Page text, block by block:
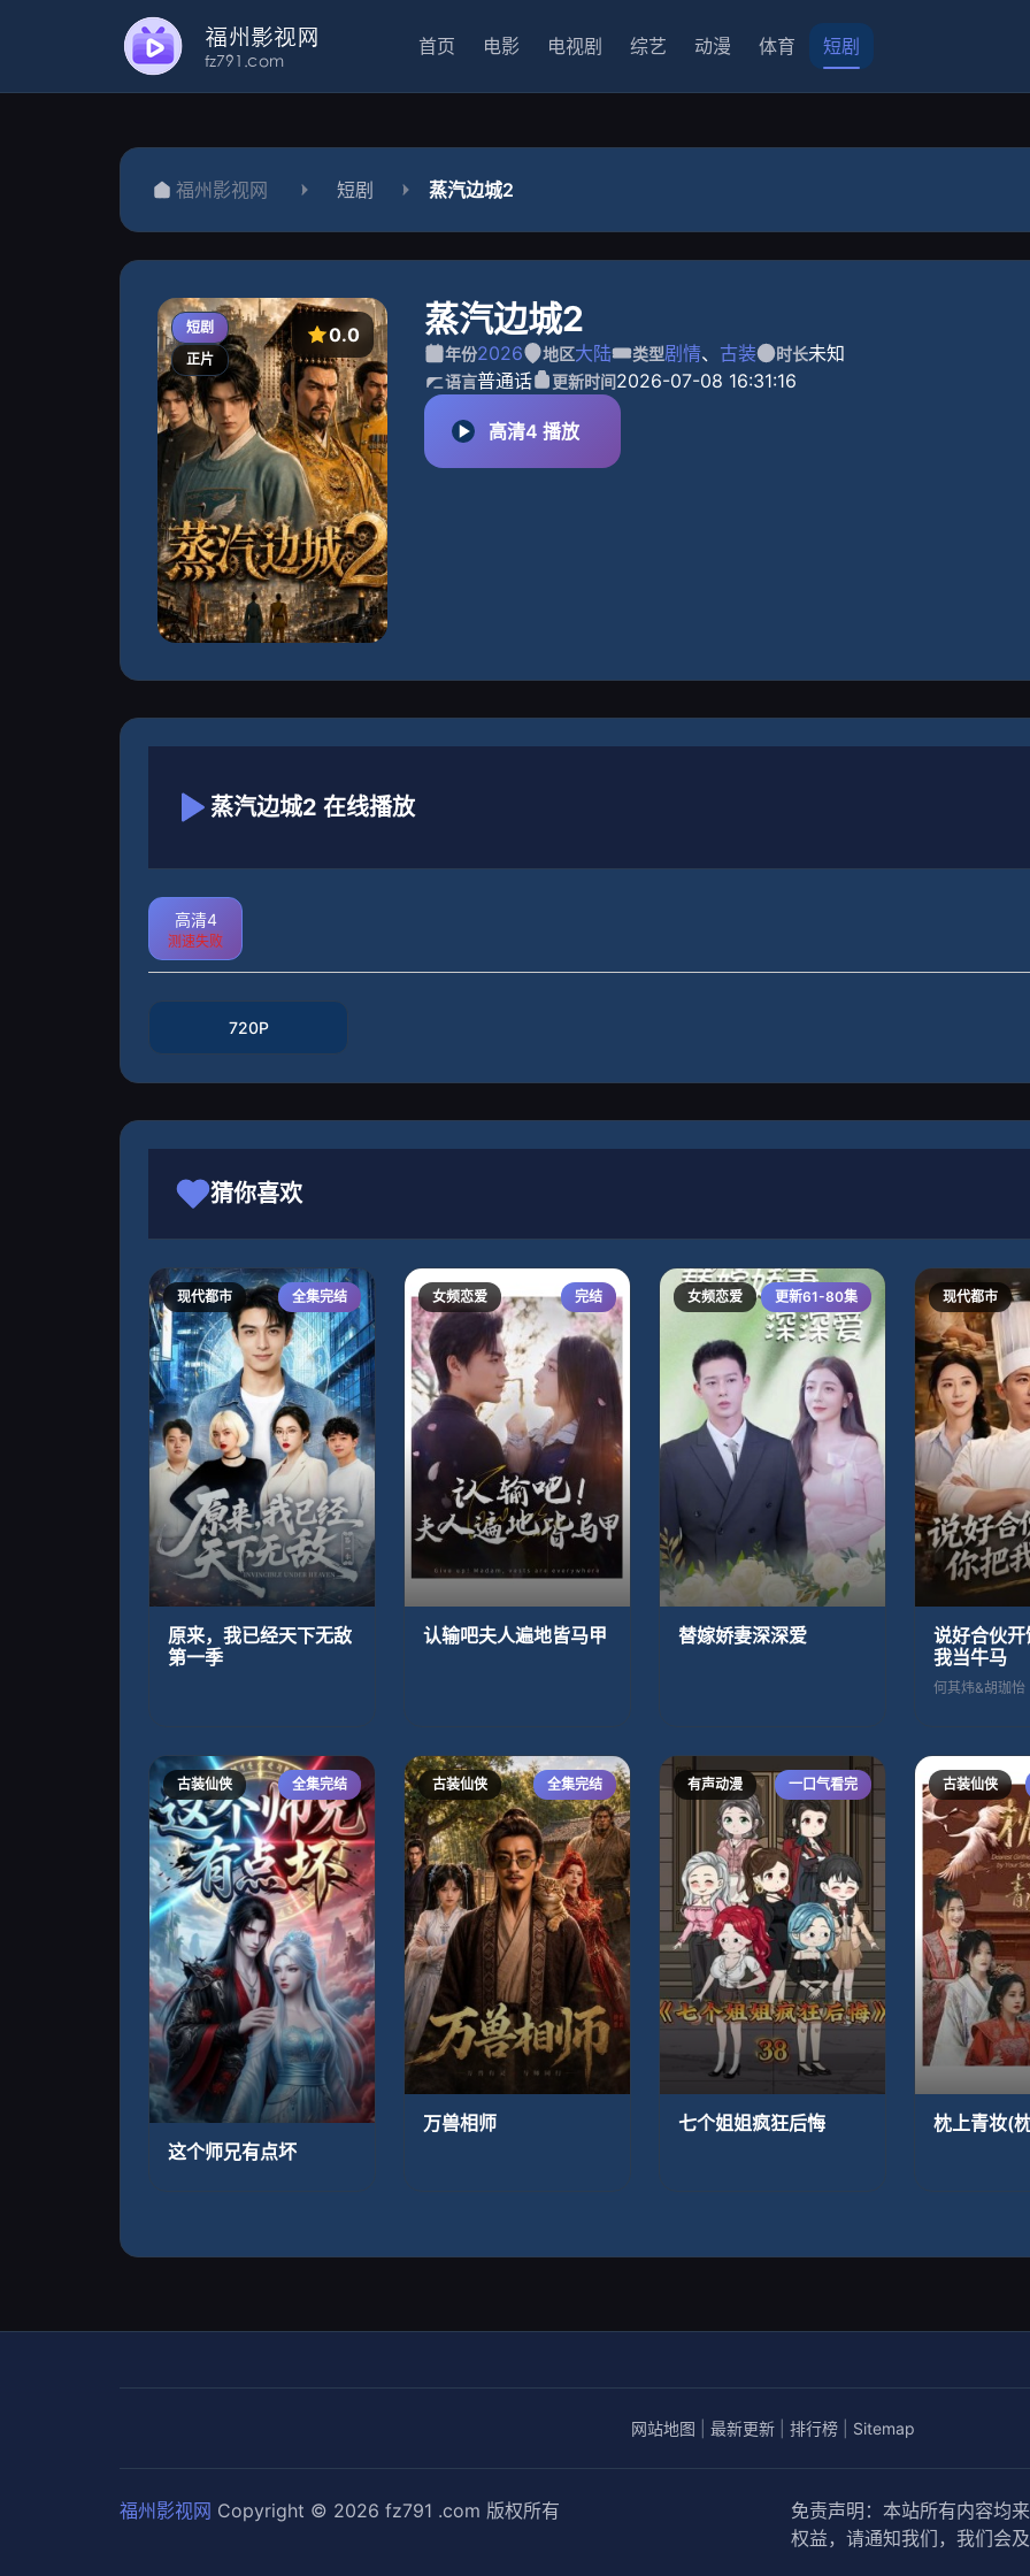
首页 电影 电视剧 综艺 动漫 体育 短剧
福州影视网 短剧 蒸汽边城2
短剧
正片
0.0 蒸汽边城2
年份2026 地区大陆 类型剧情、 古装 时长未知
语言普通话 更新时间2026-07-08 16:31:16
高清4 播放
蒸汽边城2 在线播放
高清4
测速失败
720P
猜你喜欢
现代都市 全集完结
原来，我已经天下无敌
第一季
女频恋爱 完结
认输吧夫人遍地皆马甲
女频恋爱 更新61-80集
替嫁娇妻深深爱
现代都市
说好合伙
我当牛马
何其炜&胡珈怡
古装仙侠 全集完结
这个师兄有点坏
古装仙侠 全集完结
万兽相师
有声动漫 一口气看完
七个姐姐疯狂后悔
古装仙侠
枕上青妆(
网站地图 最新更新 排行榜 Sitemap
福州影视网 Copyright © 2026 fz791 .com 版权所有
免责声明：本站所有内容均
权益，请通知我们，我们会